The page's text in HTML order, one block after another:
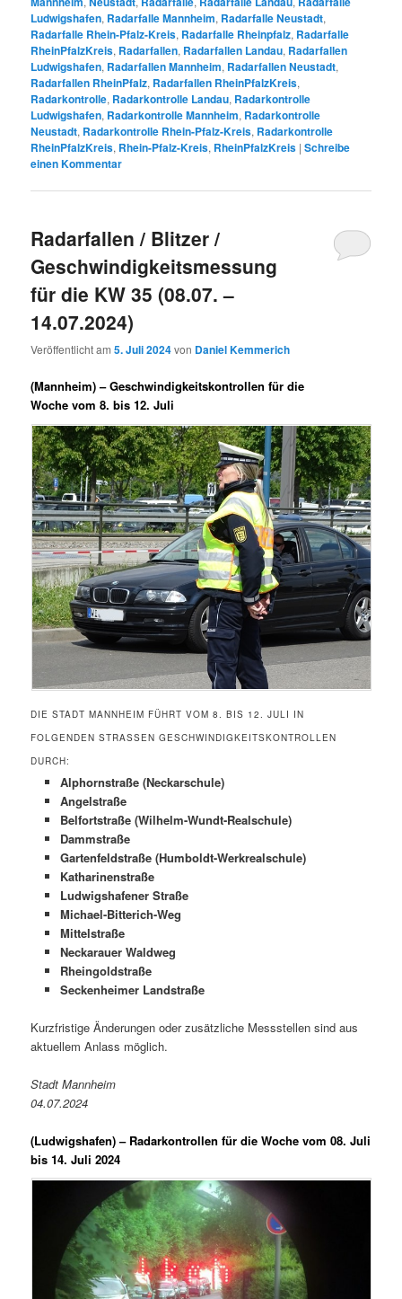
Ludwigshafen, Radarfalle Mannheim, Radarfalle Neustadt,
Radarfalle Rhein-Pfalz-Kreis, Radarfalle Rheinpfalz, Radarfalle
RheinPfalzKreis, Radarfallen, Radarfallen Landau, Radarfallen
Ludwigshafen, Radarfallen Mannheim, Radarfallen Neustadt,
Radarfallen RheinPfalz, Radarfallen RheinPfalzKreis,
Radarkontrolle, Radarkontrolle Landau, Radarkontrolle
Ludwigshafen, Radarkontrolle Mannheim, Radarkontrolle
Neustadt, Radarkontrolle Rhein-Pfalz-Kreis, Radarkontrolle
RheinPfalzKreis, Rhein-Pfalz-Kreis, RheinPfalzKreis |Schreibe
einen Kommentar
Radarfallen / Blitzer /
Geschwindigkeitsmessung
für die KW 35 (08.07. –
14.07.2024)
Veröffentlicht am5. Juli 2024von Daniel Kemmerich
(Mannheim) –Geschwindigkeitskontrollen für die
Woche vom 8. bis 12. Juli
DIE STADT MANNHEIM FÜHRT VOM 8. BIS 12. JULI IN
FOLGENDEN STRASSEN GESCHWINDIGKEITSKONTROLLEN D
URCH:
Alphornstraße (Neckarschule)
Angelstraße
Belfortstraße (Wilhelm-Wundt-Realschule)
Dammstraße
Gartenfeldstraße (Humboldt-Werkrealschule)
Katharinenstraße
Ludwigshafener Straße
Michael-Bitterich-Weg
Mittelstraße
Neckarauer Waldweg
Rheingoldstraße
Seckenheimer Landstraße
Kurzfristige Änderungen oder zusätzliche Messstellen sind aus
aktuellem Anlass möglich.
Stadt Mannheim
04.07.2024
(Ludwigshafen) – Radarkontrollen für die Woche vom 08. Juli
bis 14. Juli 2024